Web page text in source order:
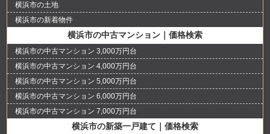
横浜市の土地
横浜市の新着物件
横浜市の中古マンション｜価格検索
横浜市の中古マンション 3,000万円台
横浜市の中古マンション 4,000万円台
横浜市の中古マンション 5,000万円台
横浜市の中古マンション 6,000万円台
横浜市の中古マンション 7,000万円台
横浜市の新築一戸建て｜価格検索